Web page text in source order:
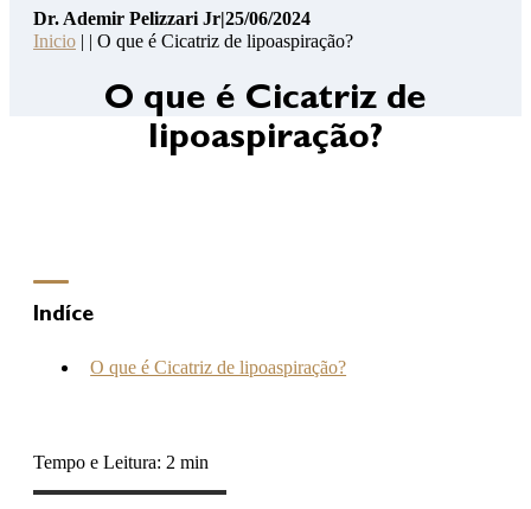
Pelizzari
Online
Clínica
Hospital
atendimento@drademirpelizzarijr.com.br
Dr. Ademir Pelizzari Jr|25/06/2024
Inicio | | O que é Cicatriz de lipoaspiração?
O que é Cicatriz de
lipoaspiração?
Indíce
O que é Cicatriz de lipoaspiração?
Tempo e Leitura: 2 min